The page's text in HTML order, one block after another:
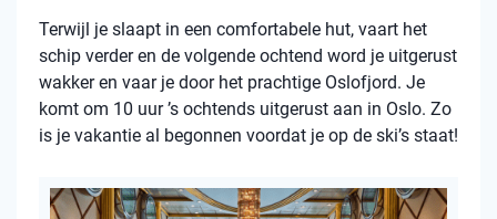
Terwijl je slaapt in een comfortabele hut, vaart het
schip verder en de volgende ochtend word je uitgerust
wakker en vaar je door het prachtige Oslofjord. Je
komt om 10 uur ’s ochtends uitgerust aan in Oslo. Zo
is je vakantie al begonnen voordat je op de ski’s staat!